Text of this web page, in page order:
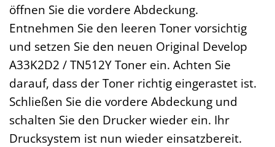
öffnen Sie die vordere Abdeckung.
Entnehmen Sie den leeren Toner vorsichtig
und setzen Sie den neuen Original Develop
A33K2D2 / TN512Y Toner ein. Achten Sie
darauf, dass der Toner richtig eingerastet ist.
Schließen Sie die vordere Abdeckung und
schalten Sie den Drucker wieder ein. Ihr
Drucksystem ist nun wieder einsatzbereit.